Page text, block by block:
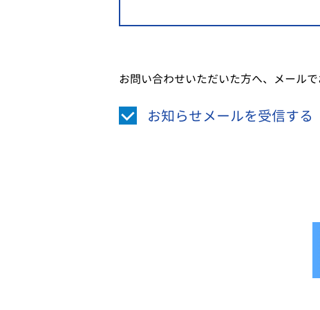
お問い合わせいただいた方へ、メール
お知らせメールを受信する